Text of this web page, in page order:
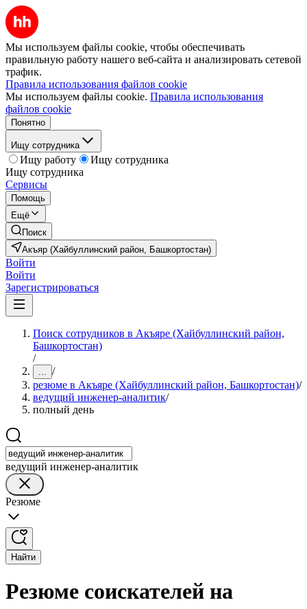
Мы используем файлы cookie, чтобы обеспечивать
правильную работу нашего веб-сайта и анализировать сетевой
трафик.
Правила использования файлов cookie
Мы используем файлы cookie. Правила использования
файлов cookie
Понятно
Ищу сотрудника
Ищу работу
Ищу сотрудника
Ищу сотрудника
Сервисы
Помощь
Ещё
Поиск
Акъяр (Хайбуллинский район, Башкортостан)
Войти
Войти
Зарегистрироваться
Поиск сотрудников в Акъяре (Хайбуллинский район,
Башкортостан)
/
... /
резюме в Акъяре (Хайбуллинский район, Башкортостан)/
ведущий инженер-аналитик/
полный день
ведущий инженер-аналитик
Резюме
Найти
Резюме соискателей на